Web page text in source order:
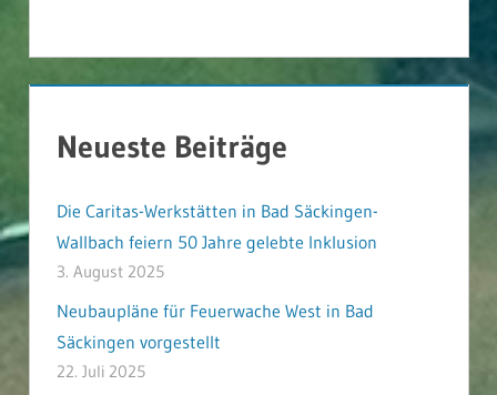
Neueste Beiträge
Die Caritas-Werkstätten in Bad Säckingen-
Wallbach feiern 50 Jahre gelebte Inklusion
3. August 2025
Neubaupläne für Feuerwache West in Bad
Säckingen vorgestellt
22. Juli 2025